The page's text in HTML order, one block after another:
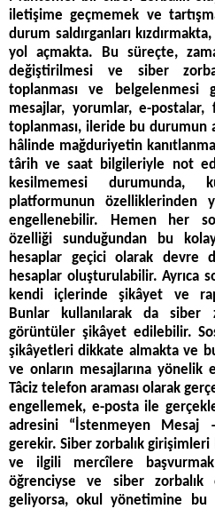
iletişime geçmemek ve
durum saldırganları
yol açmakta. Bu süreçte,
değiştirilmesi ve siber
toplanması ve belgelenmesi
mesajlar, yorumlar, e-
toplanması, ileride bu
hâlinde mağduriyetin
târih ve saat bilgileriyle not
kesilmemesi durumunda,
platformunun özelliklerinden
engellenebilir. Hemen her
özelliği sunduğundan bu
hesaplar geçici olarak devre
hesaplar oluşturulabilir. Ayrıca
kendi içlerinde şikâyet ve
Bunlar kullanılarak da siber
görüntüler şikâyet edilebilir.
şikâyetleri dikkate almakta ve
ve onların mesajlarına yönelik
Tâciz telefon araması olarak
engellemek, e-posta ile
adresini “İstenmeyen Mesaj
gerekir. Siber zorbalık
ve ilgili mercîlere
öğrenciyse ve siber zorbalık
geliyorsa, okul yönetimine bu